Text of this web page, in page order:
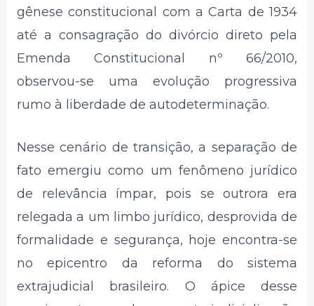
gênese constitucional com a Carta de 1934
até a consagração do divórcio direto pela
Emenda Constitucional nº 66/2010,
observou-se uma evolução progressiva
rumo à liberdade de autodeterminação.
Nesse cenário de transição, a separação de
fato emergiu como um fenômeno jurídico
de relevância ímpar, pois se outrora era
relegada a um limbo jurídico, desprovida de
formalidade e segurança, hoje encontra-se
no epicentro da reforma do sistema
extrajudicial brasileiro. O ápice desse